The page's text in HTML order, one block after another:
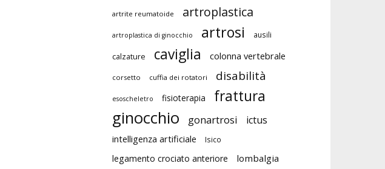
artrite reumatoide artroplastica
artroplastica di ginocchio artrosi ausili
calzature caviglia colonna vertebrale
corsetto cuffia dei rotatori disabilità
esoscheletro fisioterapia frattura
ginocchio gonartrosi ictus
intelligenza artificiale Isico
legamento crociato anteriore lombalgia